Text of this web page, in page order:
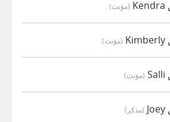
(مؤنث)
(مؤنث)
(مؤنث)
(مذكر)